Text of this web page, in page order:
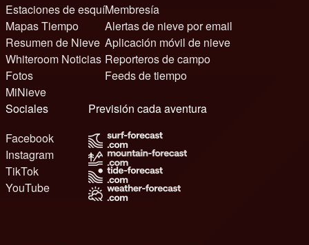
Estaciones de esquí
Mapas Tiempo
Resumen de Nieve
Whiteroom Noticias
Fotos
MiNieve
Membresía
Alertas de nieve por email
Aplicación móvil de nieve
Reporteros de campo
Feeds de tiempo
Sociales
Facebook
Instagram
TikTok
YouTube
Previsión cada aventura